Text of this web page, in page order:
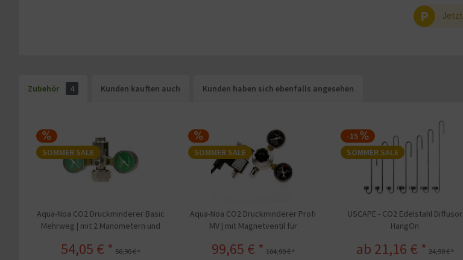
P Jetzt
Zubehör 4 Kunden kauften auch Kunden haben sich ebenfalls angesehen
SOMMER SALE
Aqua-Noa CO2 Druckminderer Basic
Mehrweg | mit 2 Manometern und
54,05 € * 56,90 € *
SOMMER SALE
Aqua-Noa CO2 Druckminderer Profi
MV | mit Magnetventil für
99,65 € * 104,90 € *
-15
SOMMER SALE
USCAPE - CO2 Edelstahl Diffusor
HangOn
ab 21,16 € * 24,90 € *